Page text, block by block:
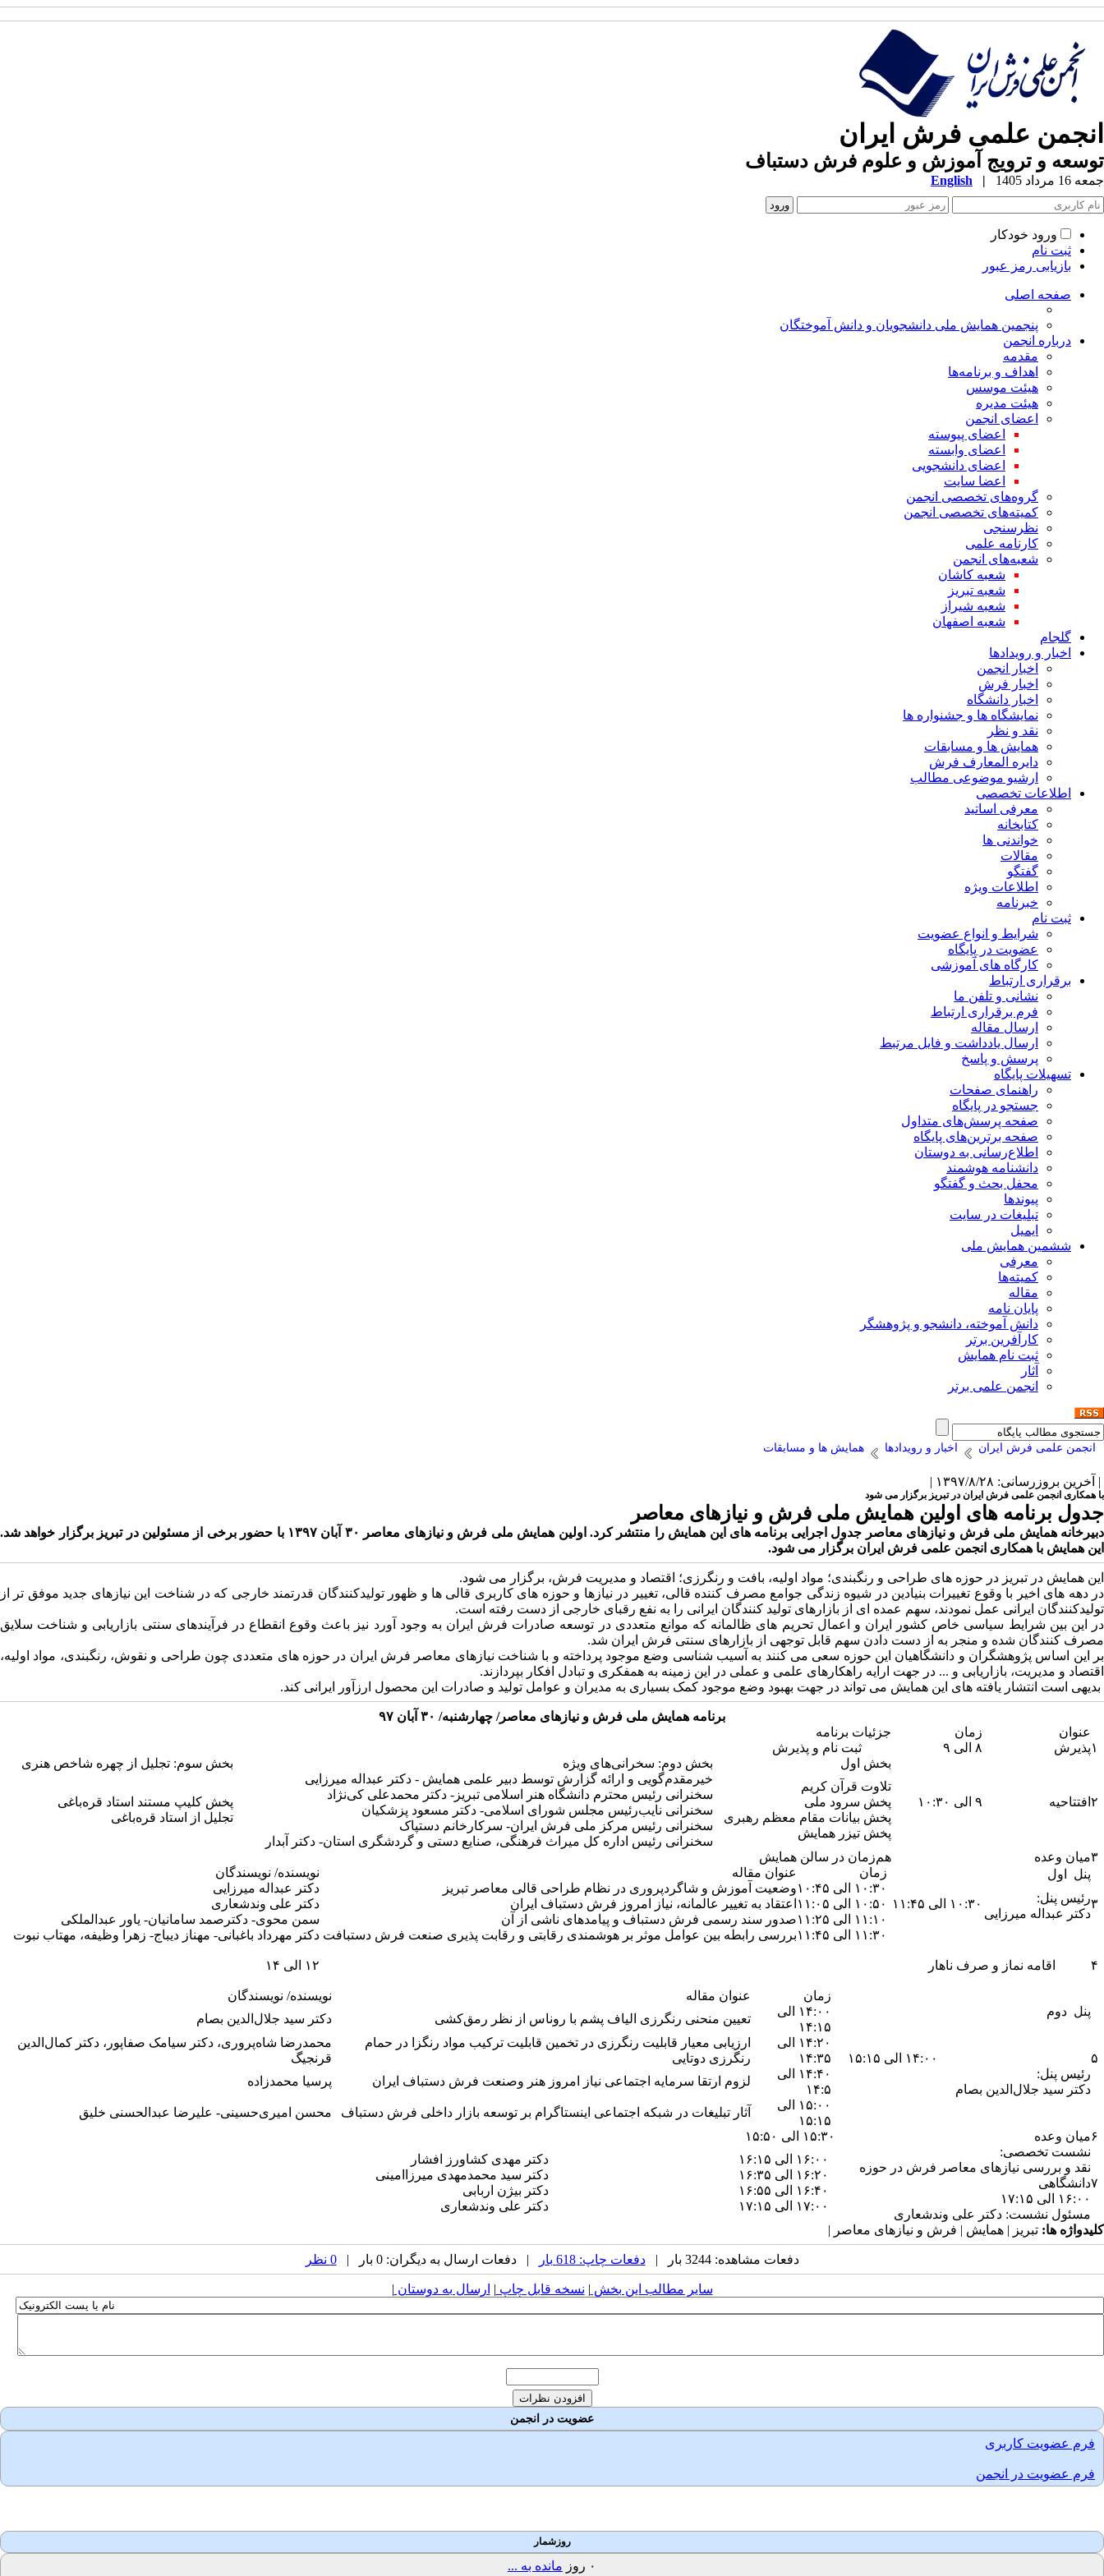
انجمن علمی فرش ایران
توسعه و ترویج آموزش و علوم فرش دستباف
جمعه 16 مرداد 1405 |
English
ورود خودکار
ثبت نام
بازیابی رمز عبور
صفحه اصلی
پنجمین همایش ملی دانشجویان و دانش آموختگان
درباره انجمن
مقدمه
اهداف و برنامه‌ها
هیئت موسس
هیئت مدیره
اعضای انجمن
اعضای پیوسته
اعضای وابسته
اعضای دانشجویی
اعضا سایت
گروه‌های تخصصی انجمن
کمیته‌های تخصصی انجمن
نظرسنجی
کارنامه علمی
شعبه‌های انجمن
شعبه کاشان
شعبه تبریز
شعبه شیراز
شعبه اصفهان
گلجام
اخبار و رویدادها
اخبار انجمن
اخبار فرش
اخبار دانشگاه
نمایشگاه ها و جشنواره ها
نقد و نظر
همایش ها و مسابقات
دایره المعارف فرش
ارشیو موضوعی مطالب
اطلاعات تخصصی
معرفی اساتید
کتابخانه
خواندنی ها
مقالات
گفتگو
اطلاعات ویژه
خبرنامه
ثبت نام
شرایط و انواع عضویت
عضویت در پایگاه
کارگاه های آموزشی
برقراری ارتباط
نشانی و تلفن ما
فرم برقراری ارتباط
ارسال مقاله
ارسال یادداشت و فایل مرتبط
پرسش و پاسخ
تسهیلات پایگاه
راهنمای صفحات
جستجو در پایگاه
صفحه پرسش‌های متداول
صفحه برترین‌های پایگاه
اطلاع‌رسانی به دوستان
دانشنامه هوشمند
محفل بحث و گفتگو
پیوندها
تبلیغات در سایت
ایمیل
ششمین همایش ملی
معرفی
کمیته‌ها
مقاله
پایان نامه
دانش آموخته، دانشجو و پژوهشگر
کارآفرین برتر
ثبت نام همایش
آثار
انجمن علمی برتر
انجمن علمی فرش ایران اخبار و رویدادها همایش ها و مسابقات
| آخرین بروزرسانی: ۱۳۹۷/۸/۲۸ |
با همکاری انجمن علمی فرش ایران در تبریز برگزار می شود
جدول برنامه های اولین همایش ملی فرش و نیازهای معاصر
دبیرخانه همایش ملی فرش و نیازهای معاصر جدول اجرایی برنامه های این همایش را منتشر کرد. اولین همایش ملی فرش و نیازهای معاصر ۳۰ آبان ۱۳۹۷ با حضور برخی از مسئولین در تبریز برگزار خواهد شد.
این همایش با همکاری انجمن علمی فرش ایران برگزار می شود.
این همایش در تبریز در حوزه های طراحی و رنگبندی؛ مواد اولیه، بافت و رنگرزی؛ اقتصاد و مدیریت فرش، برگزار می شود.
در دهه های اخیر با وقوع تغییرات بنیادین در شیوه زندگی جوامع مصرف کننده قالی، تغییر در نیازها و حوزه ­های کاربری قالی­ ها و ظهور تولیدکنندگان قدرتمند خارجی که در شناخت این نیازهای جدید موفق تر از
تولیدکنندگان ایرانی عمل نمودند، سهم عمده ای از بازارهای تولید کنندگان ایرانی را به نفع رقبای خارجی از دست رفته است.
در این بین شرایط سیاسی خاص کشور ایران و اعمال تحریم های ظالمانه که موانع متعددی در توسعه صادرات فرش ایران به وجود آورد نیز باعث وقوع انقطاع در فرآیندهای سنتی بازاریابی و شناخت سلایق
مصرف کنندگان شده و منجر به از دست دادن سهم قابل توجهی از بازارهای سنتی فرش ایران شد.
بر این اساس پژوهشگران و دانشگاهیان این حوزه سعی می کنند به آسیب شناسی وضع موجود پرداخته و با شناخت نیازهای معاصر فرش ایران در حوزه های متعددی چون طراحی و نقوش، رنگبندی، مواد اولیه،
اقتصاد و مدیریت، بازاریابی و ... در جهت ارایه راهکارهای علمی و عملی در این زمینه به همفکری و تبادل افکار بپردازند.
بدیهی است انتشار یافته های این همایش می تواند در جهت بهبود وضع موجود کمک بسیاری به مدیران و عوامل تولید و صادرات این محصول ارزآور ایرانی کند.
برنامه ‌همایش ملی فرش و نیازهای معاصر/ چهارشنبه/ ۳۰ آبان ۹۷
عنوان
زمان
جزئیات برنامه
۱پذیرش ۸ الی ۹ ثبت نام و پذیرش
۲ افتتاحیه ۹ الی ۱۰:۳۰
بخش اول بخش دوم: سخرانی‌های ویژه
بخش سوم: تجلیل از چهره شاخص هنری
تلاوت قرآن کریم
پخش سرود ملی
پخش بیانات مقام معظم رهبری
پخش تیزر همایش
خیرمقدم‌گویی و ارائه گزارش توسط دبیر علمی همایش - دکتر عبداله میرزایی
سخنرانی رئیس محترم دانشگاه هنر اسلامی تبریز- دکتر محمدعلی کی‌نژاد
سخنرانی نایب‌رئیس مجلس شورای اسلامی- دکتر مسعود پزشکیان
سخنرانی رئیس مرکز ملی فرش ایران- سرکارخانم دستپاک
سخنرانی رئیس اداره کل میراث فرهنگی، صنایع دستی و گردشگری استان- دکتر آبدار
پخش کلیپ مستند استاد قره‌باغی
تجلیل از استاد قره‌باغی
۳میان وعده هم‌زمان در سالن همایش
۳
پنل اول
۱۰:۳۰ الی ۱۱:۴۵
زمان عنوان مقاله
نویسنده/ نویسندگان
۱۰:۳۰ الی ۱۰:۴۵
وضعیت آموزش و شاگردپروری در نظام طراحی قالی معاصر تبریز
دکتر عبداله میرزایی
۱۰:۵۰ الی ۱۱:۰۵
اعتقاد به تغییر عالمانه، نیاز امروز فرش دستباف ایران
دکتر علی وندشعاری
۱۱:۱۰ الی ۱۱:۲۵
صدور سند رسمی فرش دستباف و پیامدهای ناشی از آن
سمن محوی- دکترصمد سامانیان- یاور عبدالملکی
۱۱:۳۰ الی ۱۱:۴۵
بررسی رابطه بین عوامل موثر بر هوشمندی رقابتی و رقابت پذیری صنعت فرش دستبافت دکتر مهرداد باغبانی- مهناز دیباج- زهرا وظیفه، مهتاب نبوت
رئیس پنل:
دکتر عبداله میرزایی
۴ اقامه نماز و صرف ناهار ۱۲ الی ۱۴
۵
پنل دوم
۱۴:۰۰ الی ۱۵:۱۵
زمان عنوان مقاله
نویسنده/ نویسندگان
۱۴:۰۰ الی
۱۴:۱۵
تعیین منحنی رنگرزی الیاف پشم با روناس از نظر رمق‌کشی
دکتر سید جلال‌الدین بصام
۱۴:۲۰ الی
۱۴:۳۵
ارزیابی معیار قابلیت رنگرزی در تخمین قابلیت ترکیب مواد رنگزا در حمام
رنگرزی دوتایی
محمدرضا شاه‌پروری، دکتر سیامک صفاپور، دکتر کمال‌الدین
قرنجیگ
۱۴:۴۰ الی
۱۴:۵
لزوم ارتقا سرمایه اجتماعی نیاز امروز هنر وصنعت فرش دستباف ایران
پرسیا محمدزاده
۱۵:۰۰ الی
۱۵:۱۵
آثار تبلیغات در شبکه‌ اجتماعی اینستاگرام بر توسعه بازار داخلی فرش دستباف محسن امیری‌حسینی- علیرضا عبدالحسنی خلیق
رئیس پنل:
دکتر سید جلال‌الدین بصام
۶میان وعده ۱۵:۳۰ الی ۱۵:۵۰
۷
نشست تخصصی:
نقد و بررسی نیازهای معاصر فرش در حوزه
دانشگاهی
۱۶:۰۰ الی ۱۷:۱۵
۱۶:۰۰ الی ۱۶:۱۵
دکتر مهدی کشاورز افشار
۱۶:۲۰ الی ۱۶:۳۵
دکتر سید محمدمهدی میرزاامینی
۱۶:۴۰ الی ۱۶:۵۵
دکتر بیژن اربابی
۱۷:۰۰ الی ۱۷:۱۵
دکتر علی وندشعاری
مسئول نشست: دکتر علی وندشعاری
کلیدواژه ها: تبریز | همایش | فرش و نیازهای معاصر |
دفعات مشاهده: 3244 بار | دفعات چاپ: 618 بار | دفعات ارسال به دیگران: 0 بار | 0 نظر
سایر مطالب این بخش | نسخه قابل چاپ | ارسال به دوستان |
عضویت در انجمن
فرم عضویت کاربری
فرم عضویت در انجمن
روزشمار
۰ روز مانده به ...